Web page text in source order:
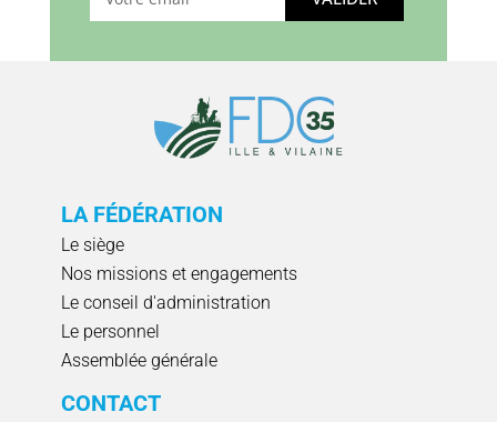
LA FÉDÉRATION
Le siège
Nos missions et engagements
Le conseil d'administration
Le personnel
Assemblée générale
CONTACT